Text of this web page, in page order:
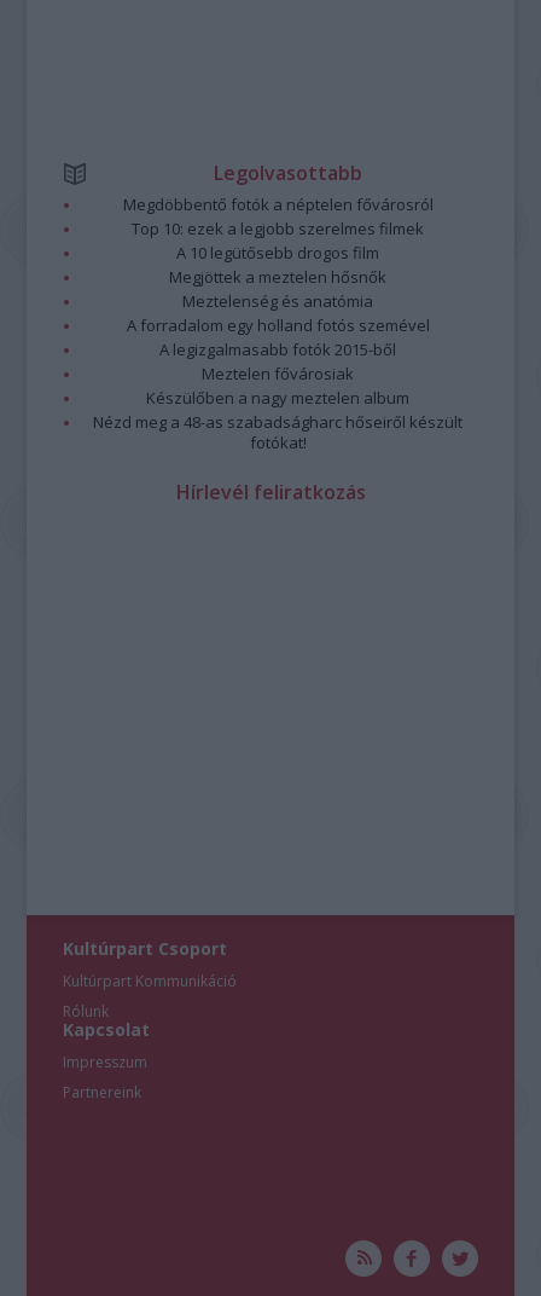
Legolvasottabb
Megdöbbentő fotók a néptelen fővárosról
Top 10: ezek a legjobb szerelmes filmek
A 10 legütősebb drogos film
Megjöttek a meztelen hősnők
Meztelenség és anatómia
A forradalom egy holland fotós szemével
A legizgalmasabb fotók 2015-ből
Meztelen fővárosiak
Készülőben a nagy meztelen album
Nézd meg a 48-as szabadságharc hőseiről készült
fotókat!
Hírlevél feliratkozás
Kultúrpart Csoport
Kultúrpart Kommunikáció
Rólunk
Kapcsolat
Impresszum
Partnereink